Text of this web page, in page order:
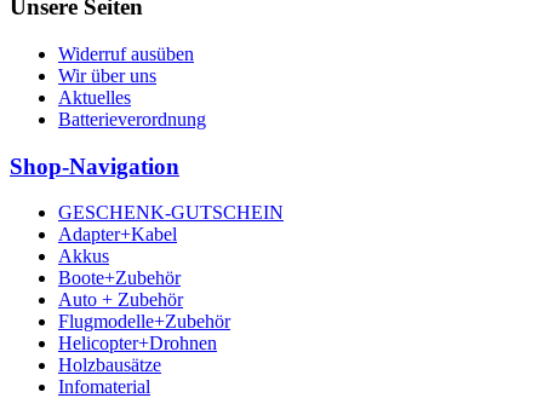
Unsere Seiten
Widerruf ausüben
Wir über uns
Aktuelles
Batterieverordnung
Shop-Navigation
GESCHENK-GUTSCHEIN
Adapter+Kabel
Akkus
Boote+Zubehör
Auto + Zubehör
Flugmodelle+Zubehör
Helicopter+Drohnen
Holzbausätze
Infomaterial